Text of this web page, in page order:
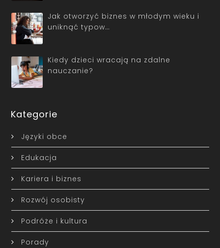
Jak otworzyć biznes w młodym wieku i
uniknąć typow…
Kiedy dzieci wracają na zdalne
nauczanie?
Kategorie
Języki obce
Edukacja
Kariera i biznes
Rozwój osobisty
Podróże i kultura
Porady